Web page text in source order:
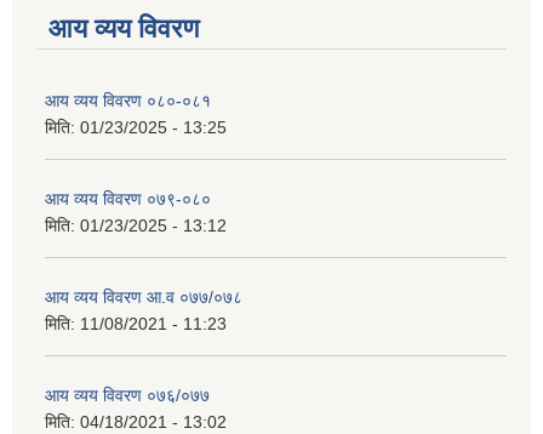
आय व्यय विवरण
आय व्यय विवरण ०८०-०८१
मिति: 01/23/2025 - 13:25
आय व्यय विवरण ०७९-०८०
मिति: 01/23/2025 - 13:12
आय व्यय विवरण आ.व ०७७/०७८
मिति: 11/08/2021 - 11:23
आय व्यय विवरण ०७६/०७७
मिति: 04/18/2021 - 13:02